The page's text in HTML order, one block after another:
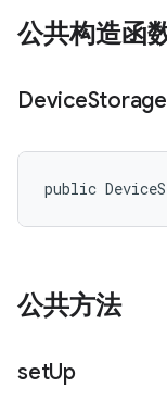
公共构造函
DeviceStorage
public
公共方法
setUp